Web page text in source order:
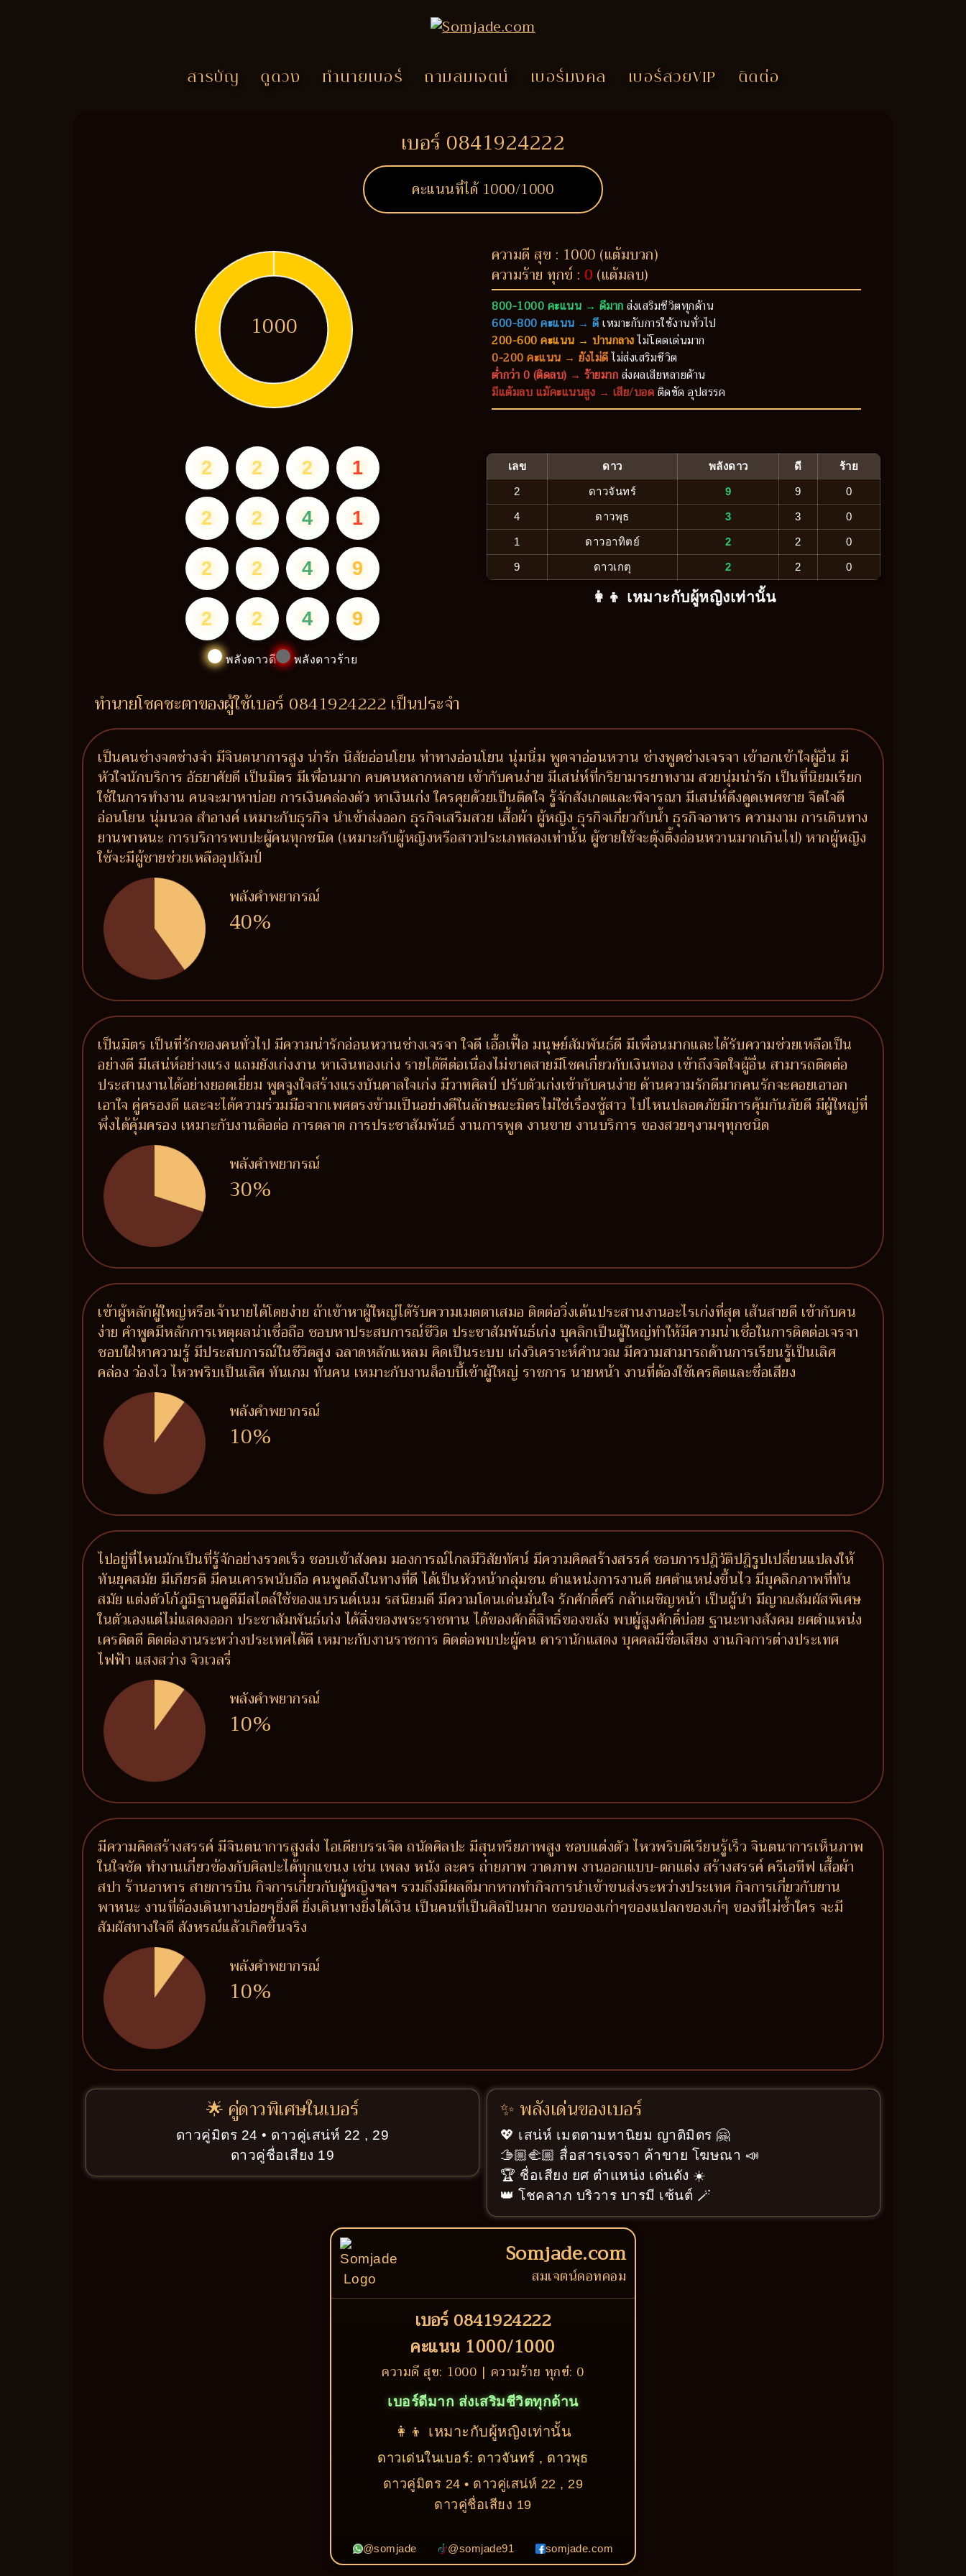
สารบัญ ดูดวง ทำนายเบอร์ ถามสมเจตน์ เบอร์มงคล เบอร์สวยVIP ติดต่อ
เบอร์ 0841924222
คะแนนที่ได้ 1000/1000
1000
ความดี สุข : 1000 (แต้มบวก)
ความร้าย ทุกข์ : 0 (แต้มลบ)
800-1000 คะแนน → ดีมากส่งเสริมชีวิตทุกด้าน
600-800 คะแนน → ดีเหมาะกับการใช้งานทั่วไป
200-600 คะแนน → ปานกลางไม่โดดเด่นมาก
0-200 คะแนน → ยังไม่ดีไม่ส่งเสริมชีวิต
ต่ำกว่า 0 (ติดลบ) → ร้ายมากส่งผลเสียหลายด้าน
มีแต้มลบ แม้คะแนนสูง → เสีย/บอดติดขัด อุปสรรค
2 2 2 1
2 2 4 1
2 2 4 9
2 2 4 9
พลังดาวดี พลังดาวร้าย
เลข ดาว พลังดาว ดี ร้าย
2 ดาวจันทร์ 9 9 0
4 ดาวพุธ 3 3 0
1 ดาวอาทิตย์ 2 2 0
9 ดาวเกตุ 2 2 0
👩‍👦 เหมาะกับผู้หญิงเท่านั้น
ทำนายโชคชะตาของผู้ใช้เบอร์ 0841924222 เป็นประจำ
เป็นคนช่างจดช่างจำ มีจินตนาการสูง น่ารัก นิสัยอ่อนโยน ท่าทางอ่อนโยน นุ่มนิ่ม พูดจาอ่อนหวาน ช่างพูดช่างเจรจา เข้าอกเข้าใจผู้อื่น มี
หัวใจนักบริการ อัธยาศัยดี เป็นมิตร มีเพื่อนมาก คบคนหลากหลาย เข้ากับคนง่าย มีเสน่ห์ที่กริยามารยาทงาม สวยนุ่มน่ารัก เป็นที่นิยมเรียก
ใช้ในการทำงาน คนจะมาหาบ่อย การเงินคล่องตัว หาเงินเก่ง ใครคุยด้วยเป็นติดใจ รู้จักสังเกตและพิจารณา มีเสน่ห์ดึงดูดเพศชาย จิตใจดี
อ่อนโยน นุ่มนวล สำอางค์ เหมาะกับธุรกิจ นำเข้าส่งออก ธุรกิจเสริมสวย เสื้อผ้า ผู้หญิง ธุรกิจเกี่ยวกับน้ำ ธุรกิจอาหาร ความงาม การเดินทาง
ยานพาหนะ การบริการพบปะผู้คนทุกชนิด (เหมาะกับผู้หญิงหรือสาวประเภทสองเท่านั้น ผู้ชายใช้จะตุ้งติ้งอ่อนหวานมากเกินไป) หากผู้หญิง
ใช้จะมีผู้ชายช่วยเหลืออุปถัมป์
พลังคำพยากรณ์
40%
เป็นมิตร เป็นที่รักของคนทั่วไป มีความน่ารักอ่อนหวานช่างเจรจา ใจดี เอื้อเฟื้อ มนุษย์สัมพันธ์ดี มีเพื่อนมากและได้รับความช่วยเหลือเป็น
อย่างดี มีเสน่ห์อย่างแรง แถมยังเก่งงาน หาเงินทองเก่ง รายได้ดีต่อเนื่องไม่ขาดสายมีโชคเกี่ยวกับเงินทอง เข้าถึงจิตใจผู้อื่น สามารถติดต่อ
ประสานงานได้อย่างยอดเยี่ยม พูดจูงใจสร้างแรงบันดาลใจเก่ง มีวาทศิลป์ ปรับตัวเก่งเข้ากับคนง่าย ด้านความรักดีมากคนรักจะคอยเอาอก
เอาใจ คู่ครองดี และจะได้ความร่วมมือจากเพศตรงข้ามเป็นอย่างดีในลักษณะมิตรไม่ใช่เรื่องชู้สาว ไปไหนปลอดภัยมีการคุ้มกันภัยดี มีผู้ใหญ่ที่
พึ่งได้คุ้มครอง เหมาะกับงานติอต่อ การตลาด การประชาสัมพันธ์ งานการพูด งานขาย งานบริการ ของสวยๆงามๆทุกชนิด
พลังคำพยากรณ์
30%
เข้าผู้หลักผู้ใหญ่หรือเจ้านายได้โดยง่าย ถ้าเข้าหาผู้ใหญ่ได้รับความเมตตาเสมอ ติดต่อวิ่งเต้นประสานงานอะไรเก่งที่สุด เส้นสายดี เข้ากับคน
ง่าย คำพูดมีหลักการเหตุผลน่าเชื่อถือ ชอบหาประสบการณ์ชีวิต ประชาสัมพันธ์เก่ง บุคลิกเป็นผู้ใหญ่ทำให้มีความน่าเชื่อในการติดต่อเจรจา
ชอบใฝ่หาความรู้ มีประสบการณ์ในชีวิตสูง ฉลาดหลักแหลม คิดเป็นระบบ เก่งวิเคราะห์คำนวณ มีความสามารถด้านการเรียนรู้เป็นเลิศ
คล่อง ว่องไว ไหวพริบเป็นเลิศ ทันเกม ทันคน เหมาะกับงานล็อบบี้เข้าผู้ใหญ่ ราชการ นายหน้า งานที่ต้องใช้เครดิตและชื่อเสียง
พลังคำพยากรณ์
10%
ไปอยู่ที่ไหนมักเป็นที่รู้จักอย่างรวดเร็ว ชอบเข้าสังคม มองการณ์ไกลมีวิสัยทัศน์ มีความคิดสร้างสรรค์ ชอบการปฎิวัติปฎิรูปเปลี่ยนแปลงให้
ทันยุคสมัย มีเกียรติ มีคนเคารพนับถือ คนพูดถึงในทางที่ดี ได้เป็นหัวหน้ากลุ่มชน ตำแหน่งการงานดี ยศตำแหน่งขึ้นไว มีบุคลิกภาพที่ทัน
สมัย แต่งตัวโก้ภูมิฐานดูดีมีสไตล์ใช้ของแบรนด์เนม รสนิยมดี มีความโดนเด่นมั่นใจ รักศักดิ์ศรี กล้าเผชิญหน้า เป็นผู้นำ มีญาณสัมผัสพิเศษ
ในตัวเองแต่ไม่แสดงออก ประชาสัมพันธ์เก่ง ได้สิ่งของพระราชทาน ได้ของศักดิ์สิทธิ์ของขลัง พบผู้สูงศักดิ์บ่อย ฐานะทางสังคม ยศตำแหน่ง
เครดิตดี ติดต่องานระหว่างประเทศได้ดี เหมาะกับงานราชการ ติดต่อพบปะผู้คน ดารานักแสดง บุคคลมีชื่อเสียง งานกิจการต่างประเทศ
ไฟฟ้า แสงสว่าง จิวเวลรี่
พลังคำพยากรณ์
10%
มีความคิดสร้างสรรค์ มีจินตนาการสูงส่ง ไอเดียบรรเจิด ถนัดศิลปะ มีสุนทรียภาพสูง ชอบแต่งตัว ไหวพริบดีเรียนรู้เร็ว จินตนาการเห็นภาพ
ในใจชัด ทำงานเกี่ยวข้องกับศิลปะได้ทุกแขนง เช่น เพลง หนัง ละคร ถ่ายภาพ วาดภาพ งานออกแบบ-ตกแต่ง สร้างสรรค์ ครีเอทีฟ เสื้อผ้า
สปา ร้านอาหาร สายการบิน กิจการเกี่ยวกับผู้หญิงฯลฯ รวมถึงมีผลดีมากหากทำกิจการนำเข้าขนส่งระหว่างประเทศ กิจการเกี่ยวกับยาน
พาหนะ งานที่ต้องเดินทางบ่อยๆยิ่งดี ยิ่งเดินทางยิ่งได้เงิน เป็นคนที่เป็นศิลปินมาก ชอบของเก่าๆของแปลกของเก๋ๆ ของที่ไม่ซ้ำใคร จะมี
สัมผัสทางใจดี สังหรณ์แล้วเกิดขึ้นจริง
พลังคำพยากรณ์
10%
🌟 คู่ดาวพิเศษในเบอร์
ดาวคู่มิตร 24 • ดาวคู่เสน่ห์ 22 , 29
ดาวคู่ชื่อเสียง 19
✨ พลังเด่นของเบอร์
💖 เสน่ห์ เมตตามหานิยม ญาติมิตร 🤗
🫱🏼‍🫲🏼 สื่อสารเจรจา ค้าขาย โฆษณา 📣
🏆 ชื่อเสียง ยศ ตำแหน่ง เด่นดัง ☀️
👑 โชคลาภ บริวาร บารมี เซ้นต์ 🪄
Somjade.com
สมเจตน์ดอทคอม
เบอร์ 0841924222
คะแนน 1000/1000
ความดี สุข: 1000 | ความร้าย ทุกข์: 0
เบอร์ดีมาก ส่งเสริมชีวิตทุกด้าน
👩‍👦 เหมาะกับผู้หญิงเท่านั้น
ดาวเด่นในเบอร์: ดาวจันทร์ , ดาวพุธ
ดาวคู่มิตร 24 • ดาวคู่เสน่ห์ 22 , 29
ดาวคู่ชื่อเสียง 19
@somjade @somjade91 somjade.com